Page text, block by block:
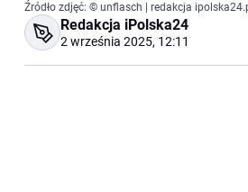
Źródło zdjęć: © unflasch | redakcja
Redakcja iPolska24
2 września 2025, 12:11